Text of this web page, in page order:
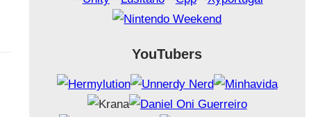
YouTubers